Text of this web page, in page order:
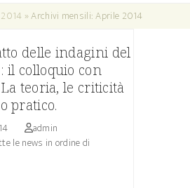
2014 »Archivi mensili: Aprile 2014
delle indagini del
il colloquio con
teoria, le criticità
pratico.
admin
le news in ordine di